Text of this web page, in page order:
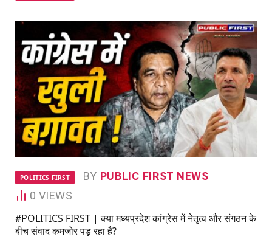
POLITICS FIRST BY PUBLIC FIRST NEWS
0 VIEWS
#POLITICS FIRST | क्या मध्यप्रदेश कांग्रेस में नेतृत्व और संगठन के
बीच संवाद कमजोर पड़ रहा है?